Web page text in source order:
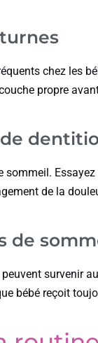
chez les
propre
sommeil.
de la
de
survenir
bébé reçoit